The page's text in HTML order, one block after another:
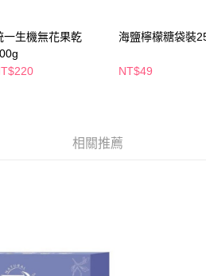
個人資料，並將交易相關給付款項請求債
。
覽以下網址：
，將依據個別帳號之用戶狀況，依本公司即
上)免運費
上)免運費
一生機無花果乾
海鹽檸檬糖袋裝
NT$49
相關推薦